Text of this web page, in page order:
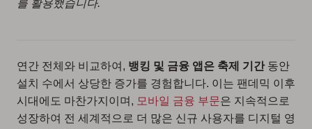
를 활용했습니다.
연간 전체와 비교하여, 뱅킹 및 금융 앱은 축제 기간동안
설치 수에서 상당한 증가를 경험합니다. 이는 팬데믹 이후
시대에도 마찬가지이며, 모바일 금융 부문은 지속적으로
성장하여 전 세계적으로 더 많은 신규 사용자를 디지털 영